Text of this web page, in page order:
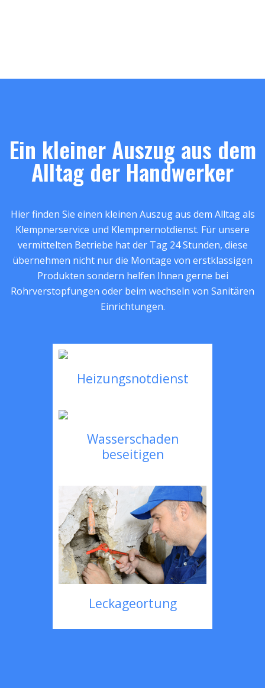
Ein kleiner Auszug aus dem
Alltag der Handwerker
Hier finden Sie einen kleinen Auszug aus dem Alltag als
Klempnerservice und Klempnernotdienst. Für unsere
vermittelten Betriebe hat der Tag 24 Stunden, diese
übernehmen nicht nur die Montage von erstklassigen
Produkten sondern helfen Ihnen gerne bei
Rohrverstopfungen oder beim wechseln von Sanitären
Einrichtungen.
Heizungsnotdienst
Wasserschaden
beseitigen
Leckageortung